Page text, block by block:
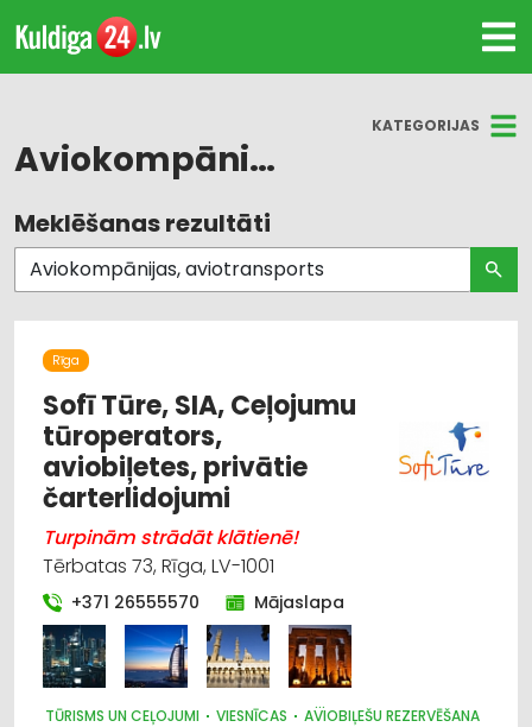
KATEGORIJAS
Aviokompānijas, aviotransports
Visas nozares
Auto noma; vieglie auto
Aviokompānijas, aviotransports
Tūrisms un ceļojumi
Viesnīcas
Meklēšanas rezultāti
Rīga
Sofī Tūre, SIA, Ceļojumu
tūroperators,
aviobiļetes, privātie
čarterlidojumi
Turpinām strādāt klātienē!
Tērbatas 73, Rīga, LV-1001
+371 26555570 Mājaslapa
TŪRISMS UN CEĻOJUMI VIESNĪCAS
AVIOBIĻEŠU REZERVĒŠANA